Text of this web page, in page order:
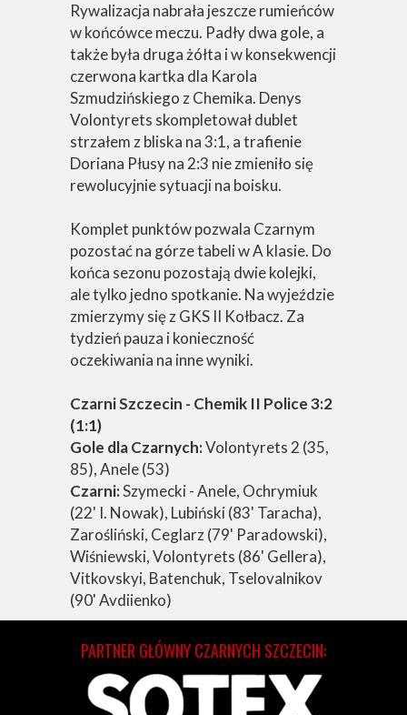
Rywalizacja nabrała jeszcze rumieńców
w końcówce meczu. Padły dwa gole, a
także była druga żółta i w konsekwencji
czerwona kartka dla Karola
Szmudzińskiego z Chemika. Denys
Volontyrets skompletował dublet
strzałem z bliska na 3:1, a trafienie
Doriana Płusy na 2:3 nie zmieniło się
rewolucyjnie sytuacji na boisku.
Komplet punktów pozwala Czarnym
pozostać na górze tabeli w A klasie. Do
końca sezonu pozostają dwie kolejki,
ale tylko jedno spotkanie. Na wyjeździe
zmierzymy się z GKS II Kołbacz. Za
tydzień pauza i konieczność
oczekiwania na inne wyniki.
Czarni Szczecin - Chemik II Police 3:2
(1:1)
Gole dla Czarnych:Volontyrets 2 (35,
85), Anele (53)
Czarni:Szymecki - Anele, Ochrymiuk
(22' I. Nowak), Lubiński (83' Taracha),
Zarośliński, Ceglarz (79' Paradowski),
Wiśniewski, Volontyrets (86' Gellera),
Vitkovskyi, Batenchuk, Tselovalnikov
(90' Avdiienko)
PARTNER GŁÓWNY CZARNYCH SZCZECIN: